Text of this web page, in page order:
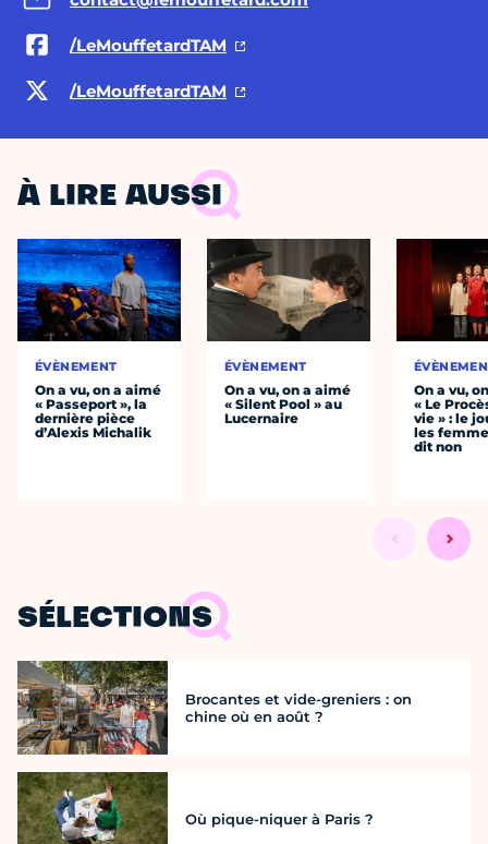
/LeMouffetardTAM
/LeMouffetardTAM
À LIRE AUSSI
ÉVÈNEMENT
On a vu, on a aimé
« Passeport », la
dernière pièce
d’Alexis Michalik
ÉVÈNEMENT
On a vu, on a aimé
« Silent Pool » au
Lucernaire
On a vu,
« Le
vie » : le
les
dit non
SÉLECTIONS
Brocantes et vide-greniers : on
chine où en août ?
Où pique-niquer à Paris ?